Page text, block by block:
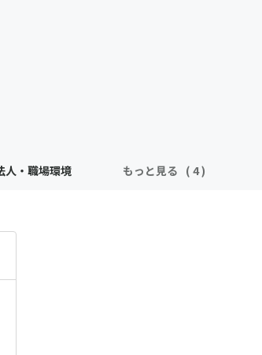
人・職場環境 もっと見る